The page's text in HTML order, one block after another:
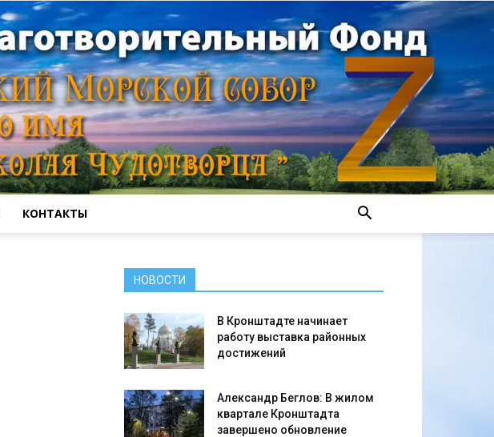
КОНТАКТЫ
НОВОСТИ
В Кронштадте начинает
работу выставка районных
достижений
Александр Беглов: В жилом
квартале Кронштадта
завершено обновление